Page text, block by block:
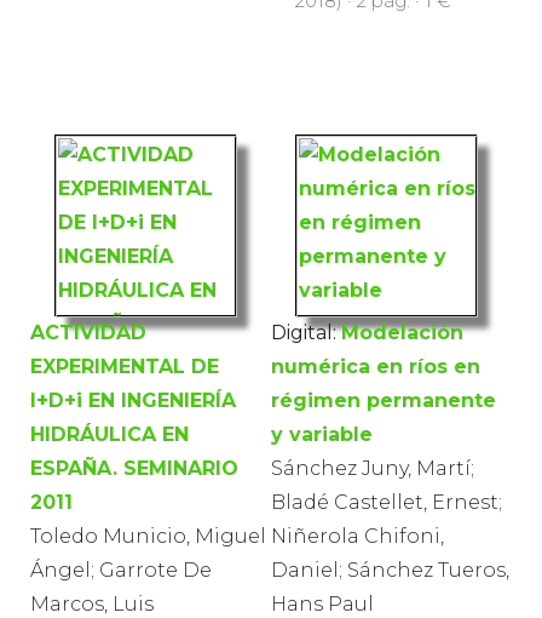
ACTIVIDAD
EXPERIMENTAL DE
I+D+i EN INGENIERÍA
HIDRÁULICA EN
ESPAÑA. SEMINARIO
2011
Toledo Municio, Miguel
Ángel; Garrote De
Marcos, Luis
Digital: Modelación
numérica en ríos en
régimen permanente
y variable
Sánchez Juny, Martí;
Bladé Castellet, Ernest;
Niñerola Chifoni,
Daniel; Sánchez Tueros,
Hans Paul